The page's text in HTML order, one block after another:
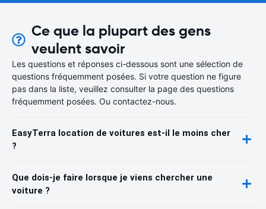
Ce que la plupart des gens
veulent savoir
Les questions et réponses ci-dessous sont une sélection de
questions fréquemment posées. Si votre question ne figure
pas dans la liste, veuillez consulter la page des questions
fréquemment posées. Ou contactez-nous.
EasyTerra location de voitures est-il le moins cher
?
Que dois-je faire lorsque je viens chercher une
voiture ?